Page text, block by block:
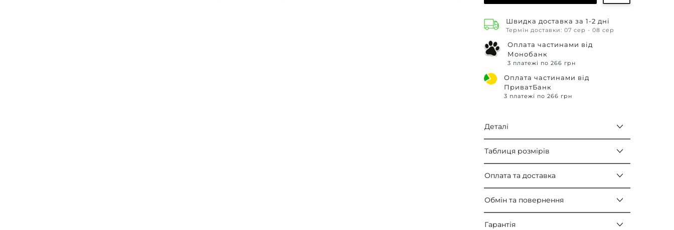
Швидка доставка за 1-2 дні
Термін доставки: 07 сер - 08 сер
Оплата частинами від
Монобанк
3 платежі по 266 грн
Оплата частинами від
ПриватБанк
3 платежі по 266 грн
Деталі
Таблиця розмірів
Оплата та доставка
Обмін та повернення
Гарантія